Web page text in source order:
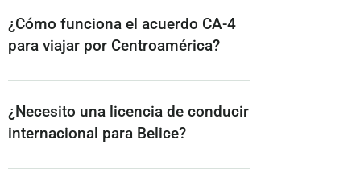
¿Cómo funciona el acuerdo CA-4
para viajar por Centroamérica?
¿Necesito una licencia de conducir
internacional para Belice?